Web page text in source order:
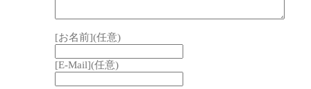
[お名前](任意)
[E-Mail](任意)